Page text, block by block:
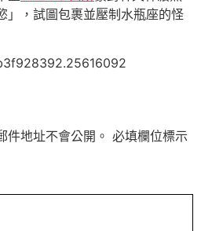
」，試圖包裹並壓制水瓶座的怪
件地址不會公開。 必填欄位標示